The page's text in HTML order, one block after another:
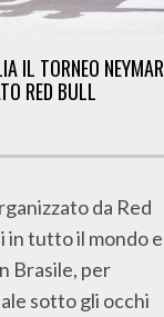
IL TORNEO NEYMAR
RED BULL
da Red
in tutto il mondo e
Brasile, per
sotto gli occhi